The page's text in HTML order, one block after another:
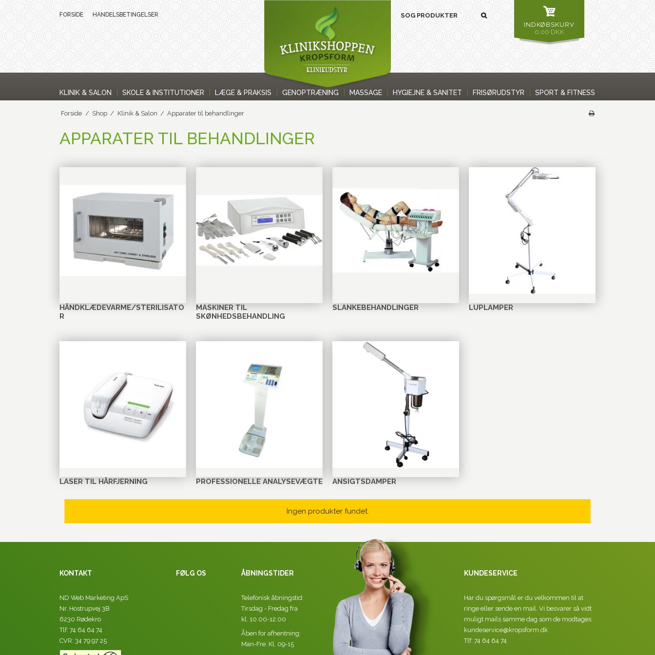
FORSIDE HANDELSBETINGELSER
INDKØBSKURV
0,00 DKK
KLINIK & SALON SKOLE & INSTITUTIONER LÆGE & PRAKSIS GENOPTRÆNING MASSAGE HYGIEJNE & SANITET FRISØRUDSTYR SPORT & FITNESS
Forside / Shop / Klinik & Salon / Apparater til behandlinger
APPARATER TIL BEHANDLINGER
HÅNDKLÆDEVARME/STERILISATO
R
MASKINER TIL
SKØNHEDSBEHANDLING
SLANKEBEHANDLINGER LUPLAMPER
LASER TIL HÅRFJERNING PROFESSIONELLE ANALYSEVÆGTE ANSIGTSDAMPER
Ingen produkter fundet.
KONTAKT
ND Web Marketing ApS
Nr. Hostrupvej 3B
6230 Rødekro
Tlf: 74 64 64 74
CVR: 34 79 97 25
FØLG OS ÅBNINGSTIDER
Telefonisk åbningstid:
Tirsdag - Fredag fra
kl. 10.00-12.00
Åben for afhentning:
Man-Fre: Kl. 09-15
KUNDESERVICE
Har du spørgsmål er du velkommen til at
ringe eller sende en mail. Vi besvarer så vidt
muligt mails samme dag som de modtages:
kundeservice@kropsform.dk
Tlf: 74 64 64 74